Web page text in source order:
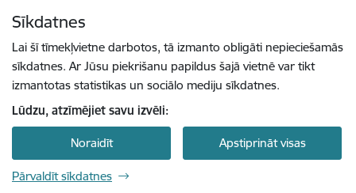
Sīkdatnes
Lai šī tīmekļvietne darbotos, tā izmanto obligāti nepieciešamās
sīkdatnes. Ar Jūsu piekrišanu papildus šajā vietnē var tikt
izmantotas statistikas un sociālo mediju sīkdatnes.
Lūdzu, atzīmējiet savu izvēli:
Noraidīt Apstiprināt visas
Pārvaldīt sīkdatnes